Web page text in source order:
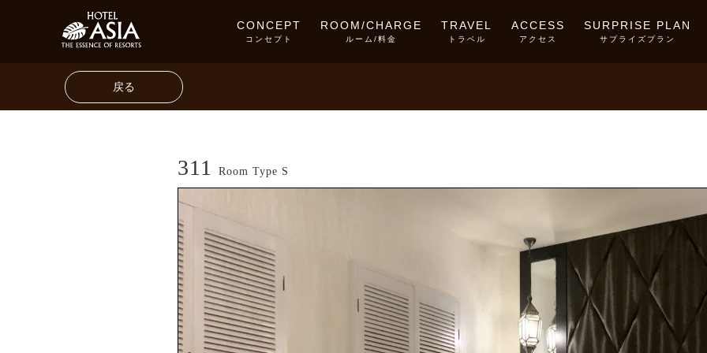
CONCEPT
コンセプト
ROOM/CHARGE
ルーム/料金
TRAVEL
トラベル
ACCESS
アクセス
SURPRISE PLAN
サプライズプラン
戻る
311 Room Type S